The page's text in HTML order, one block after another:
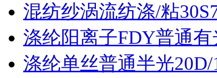
混纺纱涡流纺涤/粘
涤纶阳离子FDY普通有
涤纶单丝普通半光20D/